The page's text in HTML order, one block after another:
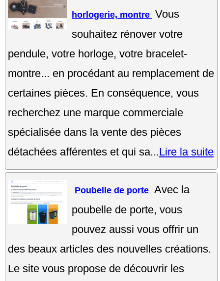
horlogerie, montre Vous
souhaitez rénover votre
pendule, votre horloge, votre bracelet-
montre... en procédant au remplacement de
certaines pièces. En conséquence, vous
recherchez une marque commerciale
spécialisée dans la vente des pièces
détachées afférentes et qui sa...Lire la suite
Poubelle de porte Avec la
poubelle de porte, vous
pouvez aussi vous offrir un
des beaux articles des nouvelles créations.
Le site vous propose de découvrir les